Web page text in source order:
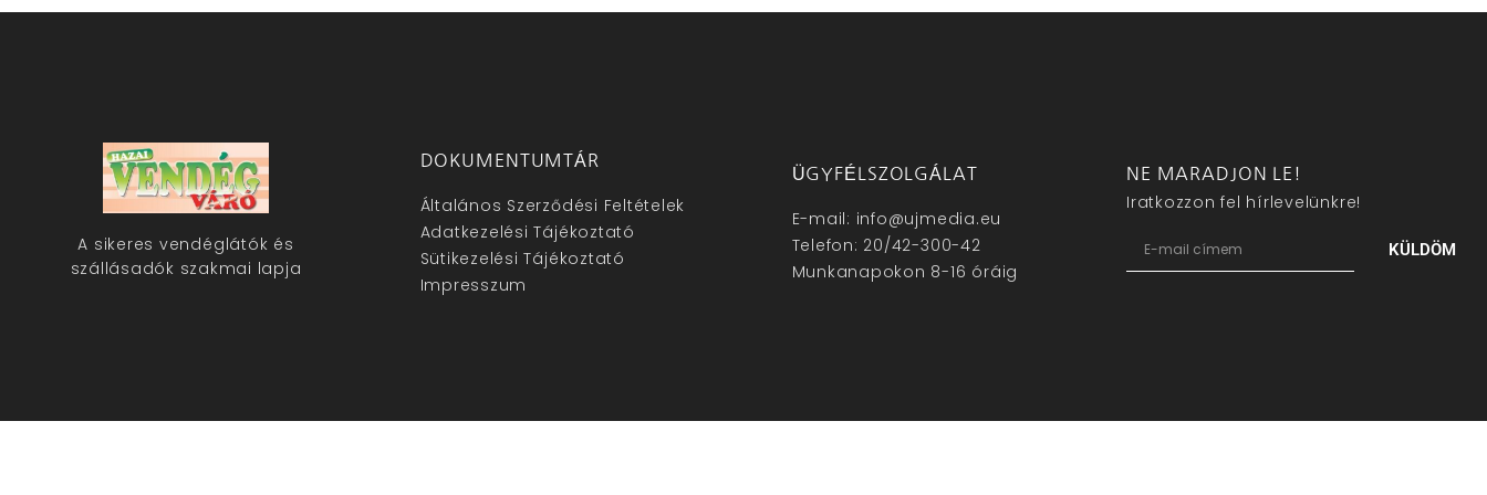
A sikeres vendéglátók és
szállásadók szakmai lapja
DOKUMENTUMTÁR
Általános Szerződési Feltételek
Adatkezelési Tájékoztató
Sütikezelési Tájékoztató
Impresszum
ÜGYFÉLSZOLGÁLAT
E-mail: info@ujmedia.eu
Telefon: 20/42-300-42
Munkanapokon 8-16 óráig
NE MARADJON LE!
Iratkozzon fel hírlevelünkre!
KÜLDÖM